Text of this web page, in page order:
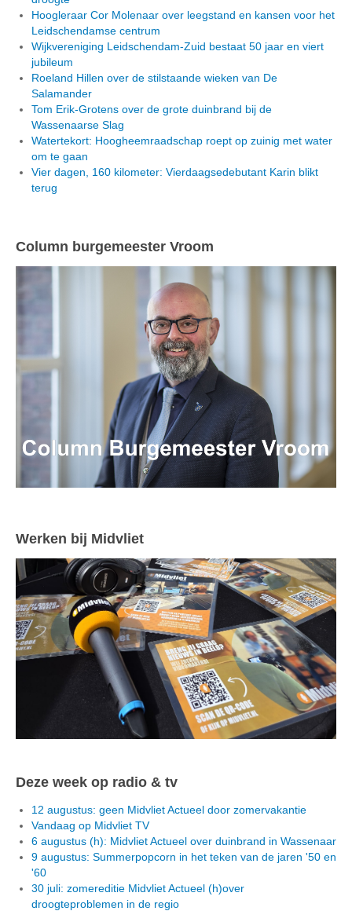
Hoogleraar Cor Molenaar over leegstand en kansen voor het
Leidschendamse centrum
Wijkvereniging Leidschendam-Zuid bestaat 50 jaar en viert
jubileum
Roeland Hillen over de stilstaande wieken van De
Salamander
Tom Erik-Grotens over de grote duinbrand bij de
Wassenaarse Slag
Watertekort: Hoogheemraadschap roept op zuinig met water
om te gaan
Vier dagen, 160 kilometer: Vierdaagsedebutant Karin blikt
terug
Column burgemeester Vroom
Werken bij Midvliet
Deze week op radio & tv
12 augustus: geen Midvliet Actueel door zomervakantie
Vandaag op Midvliet TV
6 augustus (h): Midvliet Actueel over duinbrand in Wassenaar
9 augustus: Summerpopcorn in het teken van de jaren '50 en
'60
30 juli: zomereditie Midvliet Actueel (h)over
droogteproblemen in de regio